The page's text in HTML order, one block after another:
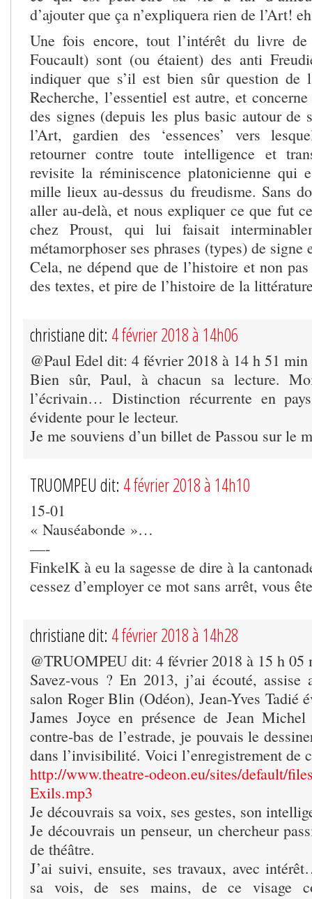
d’ajouter que ça n’expliquera rien de l’Art!
Une fois encore, tout l’intérêt du livre
Foucault) sont (ou étaient) des anti
indiquer que s’il est bien sûr question de
Recherche, l’essentiel est autre, et
des signes (depuis les plus basic autour de
l’Art, gardien des ‘essences’ vers
retourner contre toute intelligence et
revisite la réminiscence platonicienne qui
mille lieux au-dessus du freudisme. Sans
aller au-delà, et nous expliquer ce que fut
chez Proust, qui lui faisait
métamorphoser ses phrases (types) de signe
Cela, ne dépend que de l’histoire et non
des textes, et pire de l’histoire de la
christiane dit: 4 février 2018 à 14h06
@Paul Edel dit: 4 février 2018 à 14 h 51 min
Bien sûr, Paul, à chacun sa lecture.
l’écrivain… Distinction récurrente en
évidente pour le lecteur.
Je me souviens d’un billet de Passou sur le
TRUOMPEU dit: 4 février 2018 à 14h10
15-01
« Nauséabonde »…
—-
FinkelK à eu la sagesse de dire à la
cessez d’employer ce mot sans arrêt, vous
christiane dit: 4 février 2018 à 14h28
@TRUOMPEU dit: 4 février 2018 à 15 h 05
Savez-vous ? En 2013, j’ai écouté,
salon Roger Blin (Odéon), Jean-Yves Tadié
James Joyce en présence de Jean
contre-bas de l’estrade, je pouvais le
dans l’invisibilité. Voici l’enregistrement de
http://www.theatre-odeon.eu/sites/default/
Exils.mp3
Je découvrais sa voix, ses gestes, son
Je découvrais un penseur, un chercheur
de théâtre.
J’ai suivi, ensuite, ses travaux, avec
sa vois, de ses mains, de ce visage